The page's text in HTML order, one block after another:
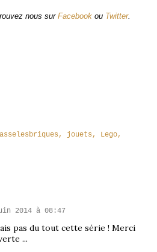
nous sur Facebook ou Twitter.
jouets
Lego
2014 à 08:47
pas du tout cette série ! Merci
...